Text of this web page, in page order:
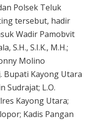
Polsek Teluk
tersebut, hadir
Wadir Pamobvit
S.H., S.I.K., M.H.;
Molino
Bupati Kayong Utara
Sudrajat; L.O.
Kayong Utara;
Kadis Pangan